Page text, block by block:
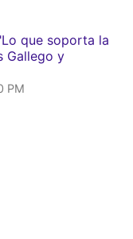
que soporta la
Gallego y
PM